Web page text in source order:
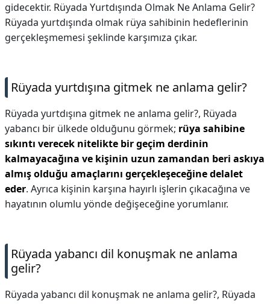
gidecektir. Rüyada Yurtdışında Olmak Ne Anlama Gelir?
Rüyada yurtdışında olmak rüya sahibinin hedeflerinin
gerçekleşmemesi şeklinde karşımıza çıkar.
Rüyada yurtdışına gitmek ne anlama gelir?
Rüyada yurtdışına gitmek ne anlama gelir?, Rüyada
yabancı bir ülkede olduğunu görmek; rüya sahibine
sıkıntı verecek nitelikte bir geçim derdinin
kalmayacağına ve kişinin uzun zamandan beri askıya
almış olduğu amaçlarını gerçekleşeceğine delalet
eder. Ayrıca kişinin karşına hayırlı işlerin çıkacağına ve
hayatının olumlu yönde değişeceğine yorumlanır.
Rüyada yabancı dil konuşmak ne anlama
gelir?
Rüyada yabancı dil konuşmak ne anlama gelir?, Rüyada